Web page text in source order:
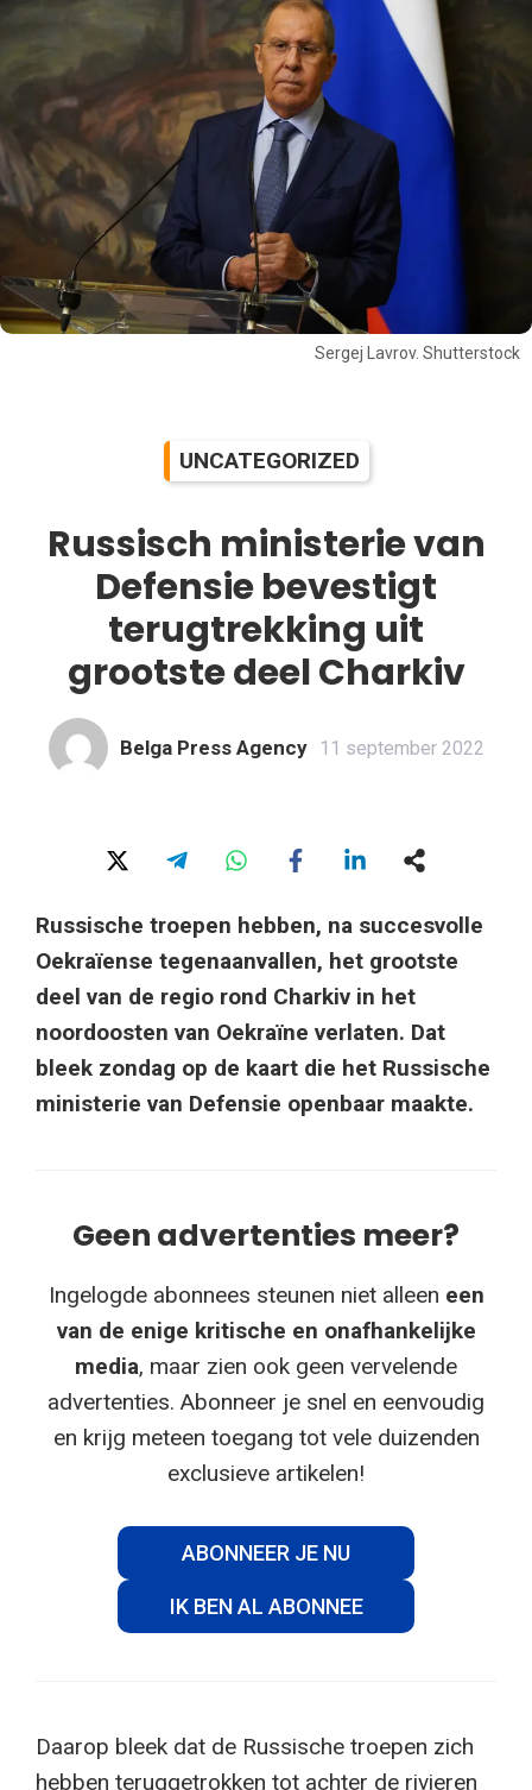
Sergej Lavrov. Shutterstock
UNCATEGORIZED
Russisch ministerie van
Defensie bevestigt
terugtrekking uit
grootste deel Charkiv
Belga Press Agency 11 september 2022
Russische troepen hebben, na succesvolle
Oekraïense tegenaanvallen, het grootste
deel van de regio rond Charkiv in het
noordoosten van Oekraïne verlaten. Dat
bleek zondag op de kaart die het Russische
ministerie van Defensie openbaar maakte.
Geen advertenties meer?
Ingelogde abonnees steunen niet alleen een
van de enige kritische en onafhankelijke
media, maar zien ook geen vervelende
advertenties. Abonneer je snel en eenvoudig
en krijg meteen toegang tot vele duizenden
exclusieve artikelen!
ABONNEER JE NU
IK BEN AL ABONNEE
Daarop bleek dat de Russische troepen zich
hebben teruggetrokken tot achter de rivieren